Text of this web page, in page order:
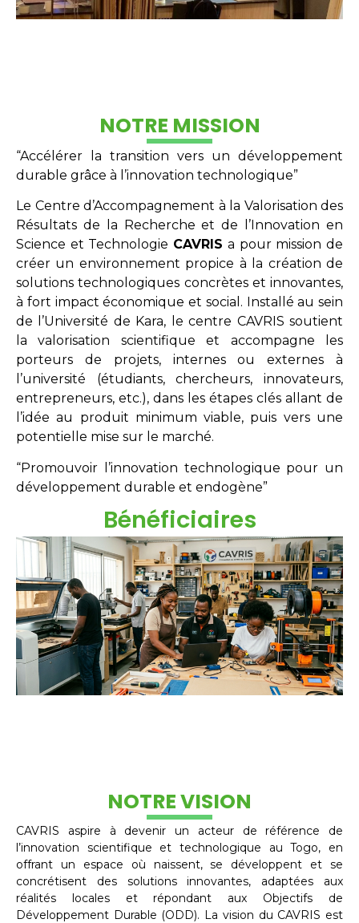
NOTRE MISSION
“Accélérer la transition vers un développement
durable grâce à l’innovation technologique”
Le Centre d’Accompagnement à la Valorisation des
Résultats de la Recherche et de l’Innovation en
Science et Technologie CAVRIS a pour mission de
créer un environnement propice à la création de
solutions technologiques concrètes et innovantes,
à fort impact économique et social. Installé au sein
de l’Université de Kara, le centre CAVRIS soutient
la valorisation scientifique et accompagne les
porteurs de projets, internes ou externes à
l’université (étudiants, chercheurs, innovateurs,
entrepreneurs, etc.), dans les étapes clés allant de
l’idée au produit minimum viable, puis vers une
potentielle mise sur le marché.
“Promouvoir l’innovation technologique pour un
développement durable et endogène”
Bénéficiaires
Étudiants Néo-diplômés Doctorants
Chercheurs
Innovateurs
Entreprises acteurs sociaux.
NOTRE VISION
CAVRIS aspire à devenir un acteur de référence de
l’innovation scientifique et technologique au Togo, en
offrant un espace où naissent, se développent et se
concrétisent des solutions innovantes, adaptées aux
réalités locales et répondant aux Objectifs de
Développement Durable (ODD). La vision du CAVRIS est